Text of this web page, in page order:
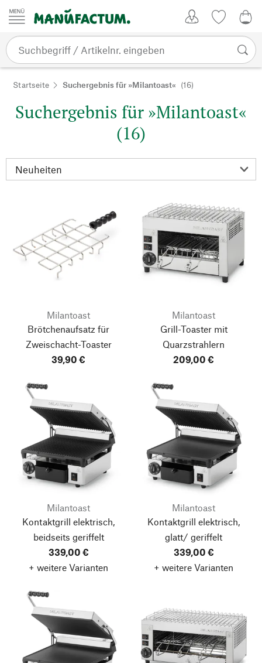
Zum Inhalt springen
Startseite Suchergebnis für »Milantoast« (16)
Suchergebnis für »Milantoast«
(16)
Milantoast
Brötchenaufsatz für
Zweischacht-Toaster
39,90 €
Milantoast
Grill-Toaster mit
Quarzstrahlern
209,00 €
Milantoast
Kontaktgrill elektrisch,
beidseits geriffelt
339,00 €
+ weitere Varianten
Milantoast
Kontaktgrill elektrisch,
glatt/ geriffelt
339,00 €
+ weitere Varianten